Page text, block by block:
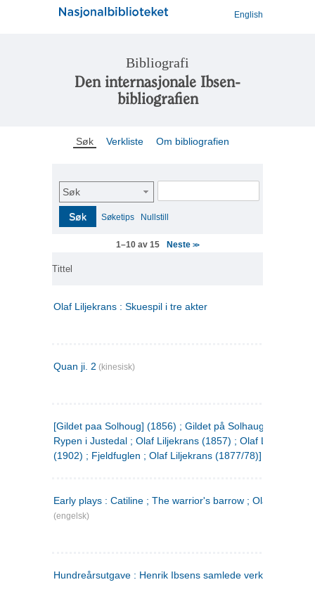
English
Bibliografi
Den internasjonale Ibsen-
bibliografien
Søk Verkliste Om bibliografien
Søk
Søk Søketips Nullstill
1–10 av 15 Neste>>
Tittel
Olaf Liljekrans : Skuespil i tre akter
Quan ji. 2 (kinesisk)
[Gildet paa Solhoug] (1856) ; Gildet på Solhaug (1883) ;
Rypen i Justedal ; Olaf Liljekrans (1857) ; Olaf Liljekrans
(1902) ; Fjeldfuglen ; Olaf Liljekrans (1877/78)]
Early plays : Catiline ; The warrior's barrow ; Olaf Liljekrans
(engelsk)
Hundreårsutgave : Henrik Ibsens samlede verker. 3